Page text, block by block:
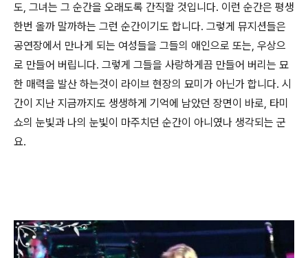
도, 그녀는 그 순간을 오래도록 간직할 것입니다. 이런 순간은 평생
한번 올까 말까하는 그런 순간이기도 합니다. 그렇게 뮤지션들은
공연장에서 만나게 되는 여성들을 그들의 애인으로 또는, 우상으
로 만들어 버립니다. 그렇게 그들을 사랑하게끔 만들어 버리는 묘
한 매력을 발산 하는것이 라이브 현장의 묘미가 아닌가 합니다. 시
간이 지난 지금까지도 생생하게 기억에 남았던 장면이 바로, 타미
쇼의 눈빛과 나의 눈빛이 마주치던 순간이 아니였나 생각되는 군
요.